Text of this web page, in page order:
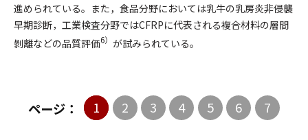
進められている。また，食品分野においては乳牛の乳房炎非侵襲
早期診断，工業検査分野ではCFRPに代表される複合材料の層間
剝離などの品質評価6） が試みられている。
ページ： 1 2 3 4 5 6 7